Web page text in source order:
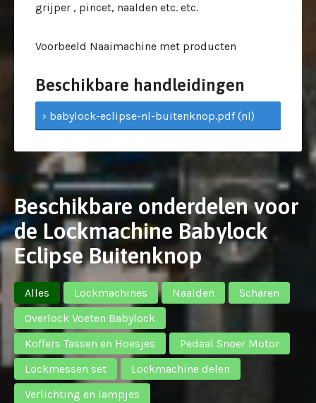
grijper , pincet, naalden etc. etc.
Voorbeeld Naaimachine met producten
Beschikbare handleidingen
› babylock-eclipse-nl-buitenknop.pdf (nl)
Beschikbare onderdelen voor
de Lockmachine Babylock
Eclipse Buitenknop
Alles Lockmachines Naalden
Scharen
Overlock Voeten Babylock
Koffers Tassen en Hoesjes
Pedaal Snoer Motor
Lockmessen set
Lockmachine delen
Verlichting en lampjes